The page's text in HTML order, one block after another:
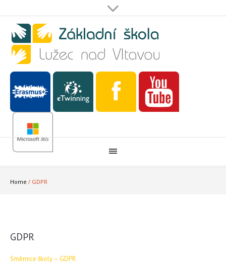
Home / GDPR
GDPR
Směrnice školy – GDPR